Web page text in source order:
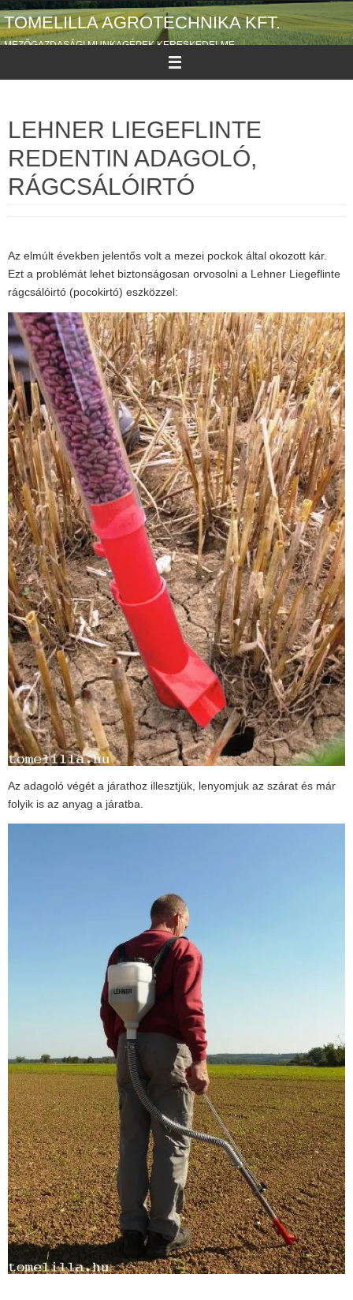
Megszakítás
TOMELILLA AGROTECHNIKA KFT.
MEZŐGAZDASÁGI MUNKAGÉPEK KERESKEDELME
LEHNER LIEGEFLINTE
REDENTIN ADAGOLÓ,
RÁGCSÁLÓIRTÓ
Az elmúlt években jelentős volt a mezei pockok által okozott kár.
Ezt a problémát lehet biztonságosan orvosolni a Lehner Liegeflinte
rágcsálóirtó (pocokirtó) eszközzel:
Az adagoló végét a járathoz illesztjük, lenyomjuk az szárat és már
folyik is az anyag a járatba.